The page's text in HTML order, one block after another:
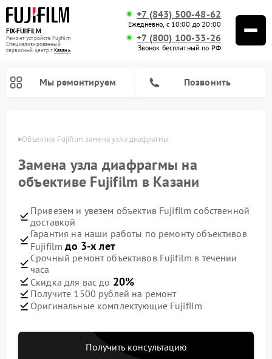
FIX-FUJIFILM
Ремонт устройств Fujifilm
Специализированный
cервисный центр г.Казань
+7 (843) 500-48-62
Ежедневно, с 10:00 до 20:00
+7 (800) 100-33-26
Звонок бесплатный по РФ
Мы ремонтируем Позвонить
Объектив Fujifilm замена узла диафрагмы
Замена узла диафрагмы на
объективе Fujifilm в Казани
Привезем и увезем объектив Fujifilm собственной
доставкой
Гарантия на наши работы по ремонту объективов
Fujifilmдо 3-х лет
Срочный ремонт объективов Fujifilm в течении
часа
Скидка для вас до 20%
Получите 1500 рублей на ремонт
Оригинальные комплектующие Fujifilm
Получить консультацию